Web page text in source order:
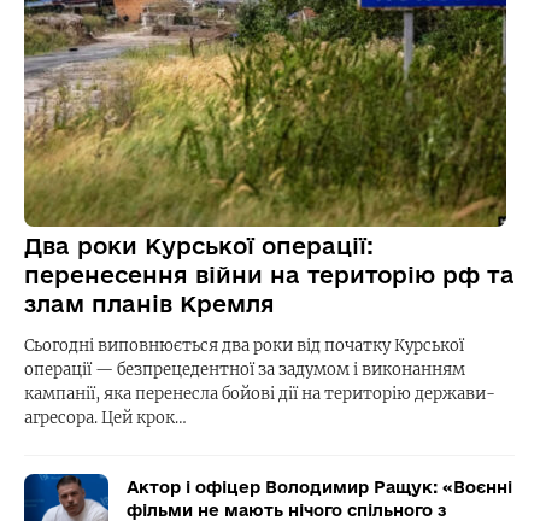
Два роки Курської операції:
перенесення війни на територію рф та
злам планів Кремля
Сьогодні виповнюється два роки від початку Курської
операції — безпрецедентної за задумом і виконанням
кампанії, яка перенесла бойові дії на територію держави-
агресора. Цей крок…
Актор і офіцер Володимир Ращук: «Воєнні
фільми не мають нічого спільного з